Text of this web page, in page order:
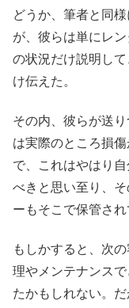
どうか、筆者と同
が、彼らは単にレ
の状況だけ説明し
け伝えた。
その内、彼らが送
は実際のところ損
で、これはやはり
べきと思い至り、
ーもそこで保管さ
もしかすると、次
理やメンテナンス
たかもしれない。